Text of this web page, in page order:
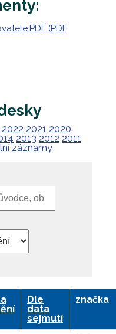
(PDF
2022 2021 2020
2013 2012 2011
záznamy
Dle
data
sejmutí
značka